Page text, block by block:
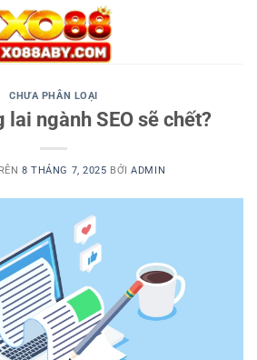
CHƯA PHÂN LOẠI
ngành SEO sẽ chết?
8 THÁNG 7, 2025 BỞIADMIN